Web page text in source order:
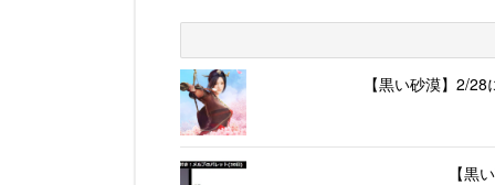
【黒い砂漠】2/
【黒